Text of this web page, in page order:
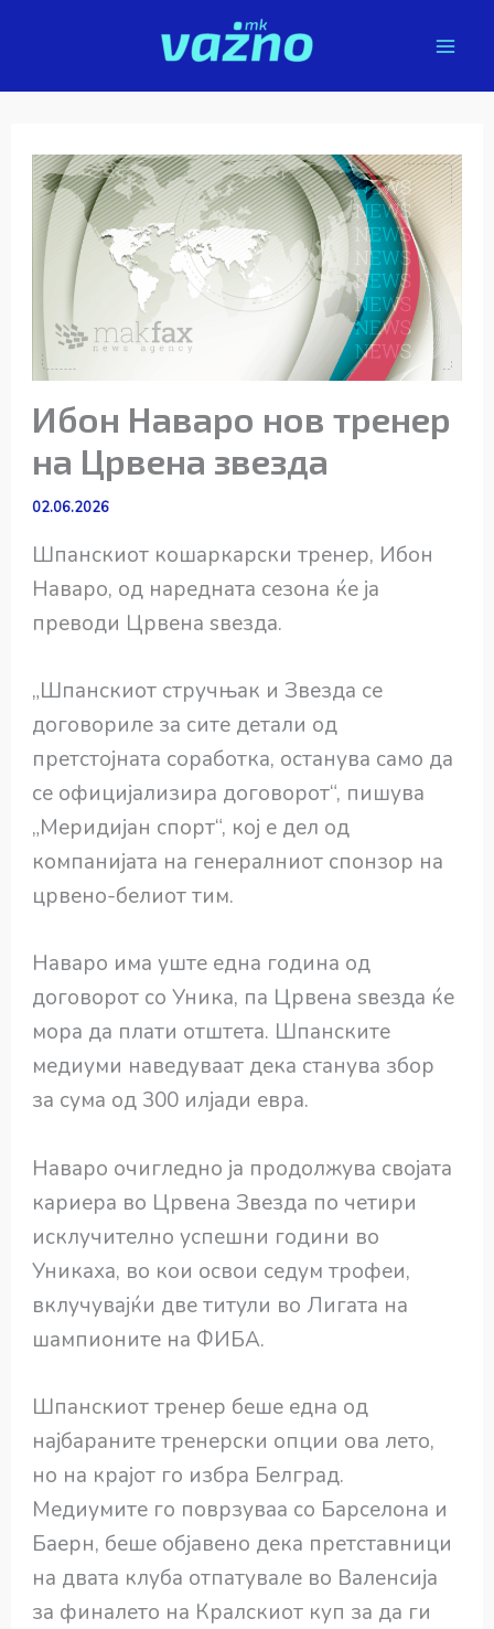
Ибон Наваро нов тренер
на Црвена звезда
02.06.2026
Шпанскиот кошаркарски тренер, Ибон
Наваро, од наредната сезона ќе ја
преводи Црвена ѕвезда.
„Шпанскиот стручњак и Звезда се
договориле за сите детали од
претстојната соработка, останува само да
се официјализира договорот“, пишува
„Меридијан спорт“, кој е дел од
компанијата на генералниот спонзор на
црвено-белиот тим.
Наваро има уште една година од
договорот со Уника, па Црвена ѕвезда ќе
мора да плати отштета. Шпанските
медиуми наведуваат дека станува збор
за сума од 300 илјади евра.
Наваро очигледно ја продолжува својата
кариера во Црвена Звезда по четири
исклучително успешни години во
Уникаха, во кои освои седум трофеи,
вклучувајќи две титули во Лигата на
шампионите на ФИБА.
Шпанскиот тренер беше една од
најбараните тренерски опции ова лето,
но на крајот го избра Белград.
Медиумите го поврзуваа со Барселона и
Баерн, беше објавено дека претставници
на двата клуба отпатувале во Валенсија
за финалето на Кралскиот куп за да ги